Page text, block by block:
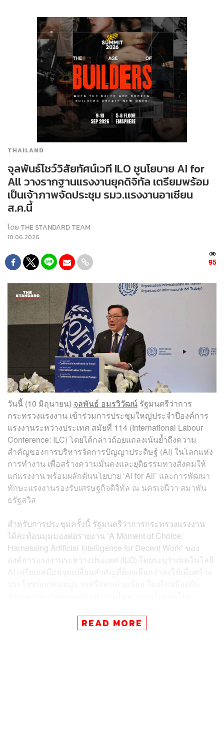
THAILAND
จุลพันธ์โชว์วิสัยทัศน์เวที ILO ชูนโยบาย AI for
All วางรากฐานแรงงานยุคดิจิทัล เตรียมพร้อม
เป็นเจ้าภาพจัดประชุม รมว.แรงงานอาเซียน
ส.ค.นี้
โดย THE STANDARD TEAM
10.06.2026
95
วันนี้ (10 มิถุนายน) จุลพันธ์ อมรวิวัฒน์ รัฐมนตรีว่าการ
กระทรวงแรงงาน เข้าร่วมการประชุมใหญ่ประจำปีองค์การ
แรงงานระหว่างประเทศ สมัยที่ 114 (International Labour
Conference: ILC) โดยได้กล่าวถ้อยแถลงเน้นย้ำถึงความ
สำคัญของการบริหารจัดการปัญญาประดิษฐ์ (AI) ในโลกแห่ง
การทำงาน เพื่อสร้างความมั่นคงและยุติธรรมทางสังคมให้
แก่แรงงาน พร้อมผลักดันนโยบาย ‘AI for All’ และการพัฒนา
ทักษะแรงงานรองรับเศรษฐกิจดิจิทัล ณ นครเจนีวา สมาพัน
ธรัฐสวิส
สำหรับการประชุมครั้งนี้ รัฐมนตรีว่าการกระทรวงแรงงาน
ได้สะท้อนมุมมองต่อรายงาน ‘A Moment of Choice:
Harnessing Artificial Intelligence for Decent Work’ ของ
องค์การแรงงานระหว่างประเทศ (ILO) โดยระบุว่าเทคโนโลยี
AI เปรียบเสมือนจุดเปลี่ยนสำคัญที่ต้องเลือกว่าจะใช้เพื่อสร้าง
กำหนด สถาบันที่เข้มแข็ง และค่านิยมที่เรายึดถือ
READ MORE